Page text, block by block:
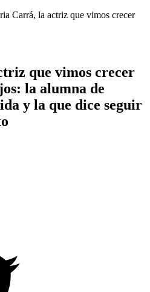
Carrá, la actriz que vimos crecer
que vimos crecer
la alumna de
y la que dice seguir